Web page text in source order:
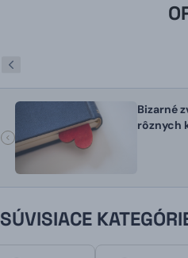
Bizarné
rôznych
SÚVISIACE